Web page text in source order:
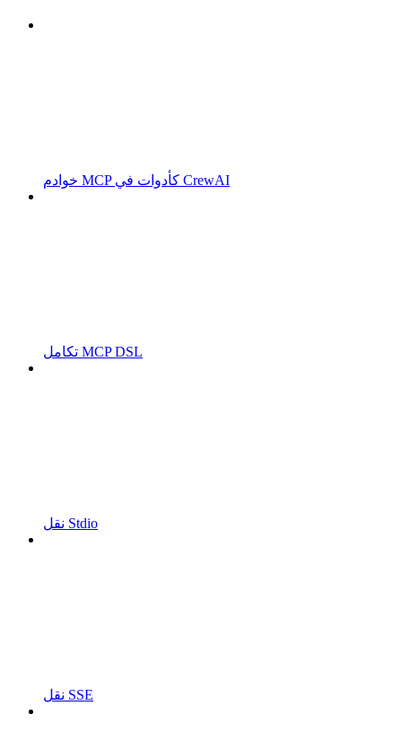
خوادم MCP كأدوات في CrewAI
تكامل MCP DSL
نقل Stdio
نقل SSE